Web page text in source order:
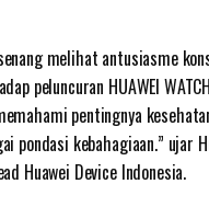
melihat antusiasme
peluncuran HUAWEI
pentingnya
pondasi kebahagiaan.” ujar
Huawei Device Indonesia.